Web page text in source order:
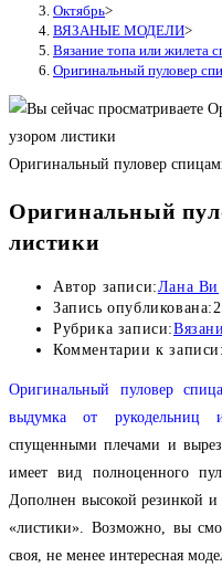
Октябрь>
ВЯЗАНЫЕ МОДЕЛИ>
Вязание топа или жилета
Оригинальный пуловер
Оригинальный пуловер
Оригинальный
листики
Автор записи:Лана Ви
Запись опубликована:
Рубрика записи:
Комментарии к записи:
Оригинальный пуловер
выдумка от
спущенными плечами и
имеет вид полноценного
Дополнен высокой резинкой
«листики». Возможно, вы
своя, не менее интересная